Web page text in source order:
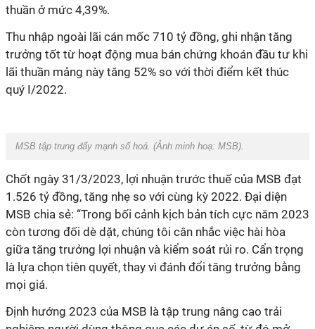
thuần ở mức 4,39%.
Thu nhập ngoài lãi cán mốc 710 tỷ đồng, ghi nhận tăng
trưởng tốt từ hoạt động mua bán chứng khoán đầu tư khi
lãi thuần mảng này tăng 52% so với thời điểm kết thúc
quý I/2022.
MSB tập trung đẩy mạnh số hoá. (Ảnh minh hoạ: MSB).
Chốt ngày 31/3/2023, lợi nhuận trước thuế của MSB đạt
1.526 tỷ đồng, tăng nhẹ so với cùng kỳ 2022. Đại diện
MSB chia sẻ: “Trong bối cảnh kịch bản tích cực năm 2023
còn tương đối dè dặt, chúng tôi cân nhắc việc hài hòa
giữa tăng trưởng lợi nhuận và kiểm soát rủi ro. Cẩn trọng
là lựa chọn tiên quyết, thay vì đánh đổi tăng trưởng bằng
mọi giá.
Định hướng 2023 của MSB là tập trung nâng cao trải